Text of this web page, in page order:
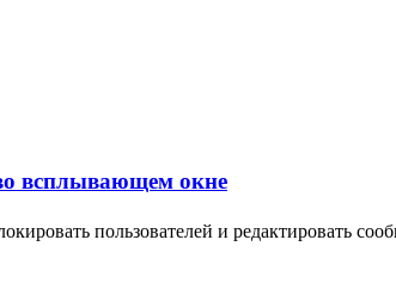
пользователей и редактировать